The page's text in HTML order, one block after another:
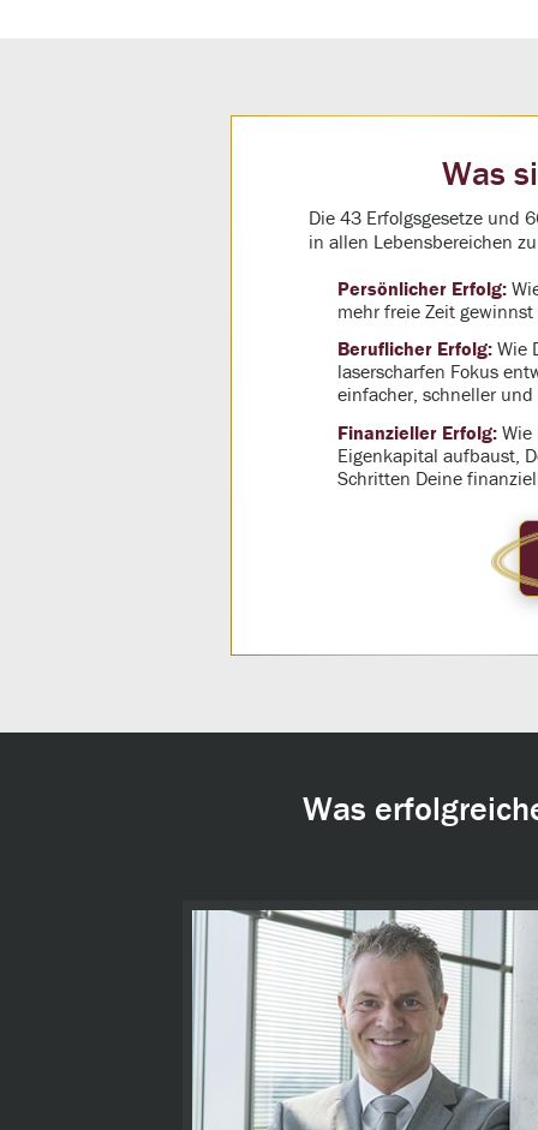
Was
Die 43 Erfolgsgesetze und
in allen Lebensbereichen
Persönlicher Erfolg:
mehr freie Zeit
Beruflicher Erfolg: Wie
laserscharfen Fokus
einfacher, schneller
Finanzieller Erfolg:
Eigenkapital aufbaust,
Schritten Deine
Was